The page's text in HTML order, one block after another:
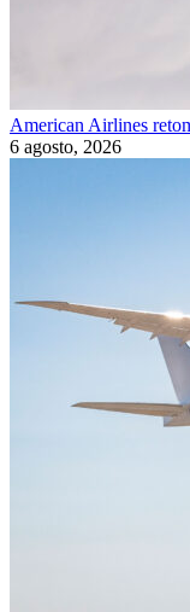
American Airlines
6 agosto, 2026